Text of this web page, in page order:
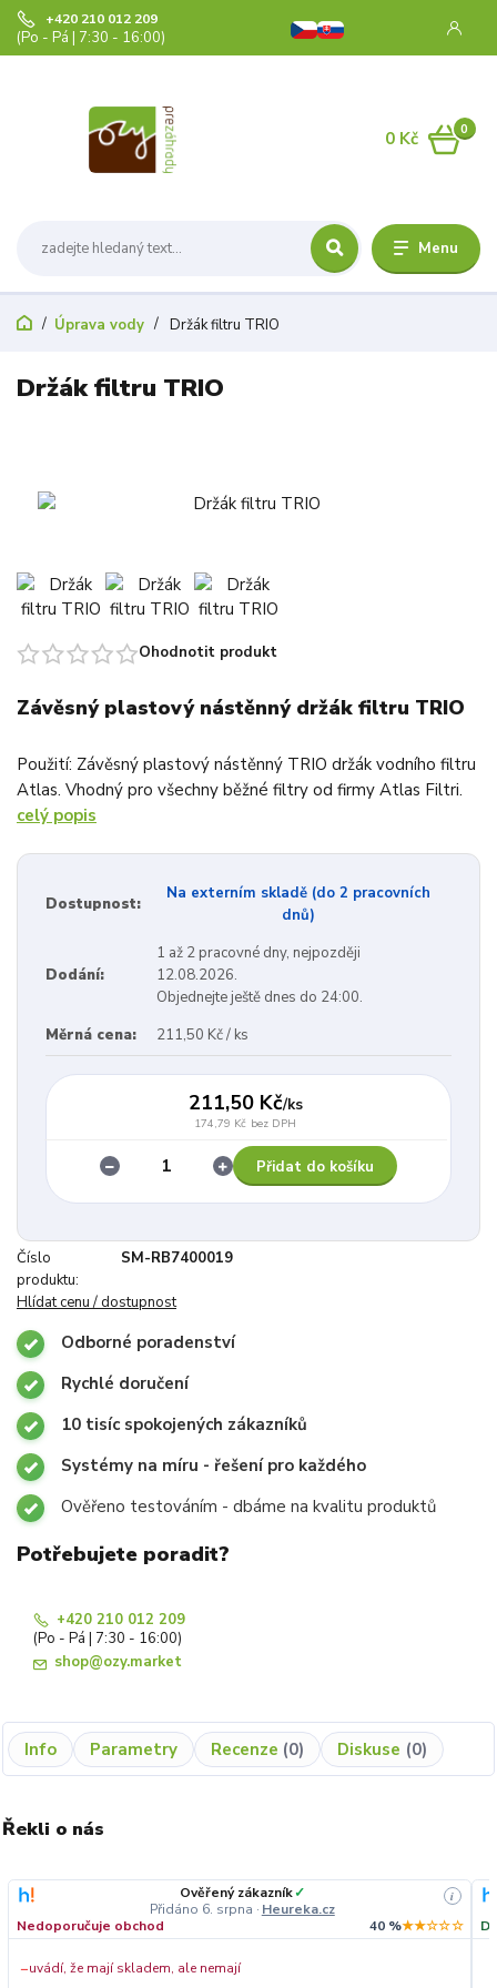
Menu
+420 210 012 209
(Po - Pá | 7:30 - 16:00)
0
0 Kč
Úprava vody Držák filtru TRIO
Držák filtru TRIO
Ohodnotit produkt
Závěsný plastový nástěnný držák filtru TRIO
Použití: Závěsný plastový nástěnný TRIO držák vodního filtru
Atlas. Vhodný pro všechny běžné filtry od firmy Atlas Filtri.
celý popis
Dostupnost:
Na externím skladě (do 2 pracovních
dnů)
Dodání:
1 až 2 pracovné dny, nejpozději
12.08.2026.
Objednejte ještě dnes do 24:00.
Měrná cena:
211,50 Kč / ks
211,50 Kč/ks
174,79 Kč bez DPH
Přidat do košíku
Číslo
produktu:
SM-RB7400019
Hlídat cenu / dostupnost
Odborné poradenství
Rychlé doručení
10 tisíc spokojených zákazníků
Systémy na míru - řešení pro každého
Ověřeno testováním - dbáme na kvalitu produktů
Potřebujete poradit?
+420 210 012 209
(Po - Pá | 7:30 - 16:00)
shop@ozy.market
Info Parametry Recenze 0 Diskuse 0
Řekli o nás
Ověřený zákazník✓
Přidáno 6. srpna · Heureka.cz
i
Nedoporučuje obchod 40 %★★☆☆☆
−uvádí, že mají skladem, ale nemají